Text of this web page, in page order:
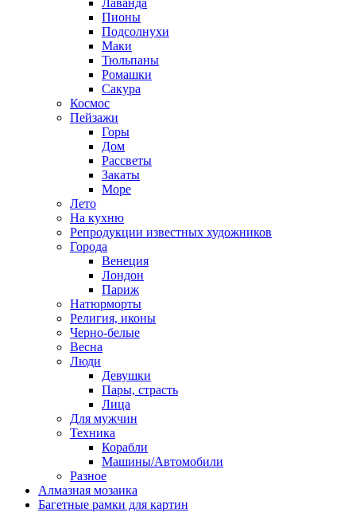
Лаванда
Пионы
Подсолнухи
Маки
Тюльпаны
Ромашки
Сакура
Космос
Пейзажи
Горы
Дом
Рассветы
Закаты
Море
Лето
На кухню
Репродукции известных художников
Города
Венеция
Лондон
Париж
Натюрморты
Религия, иконы
Черно-белые
Весна
Люди
Девушки
Пары, страсть
Лица
Для мужчин
Техника
Корабли
Машины/Автомобили
Разное
Алмазная мозаика
Багетные рамки для картин